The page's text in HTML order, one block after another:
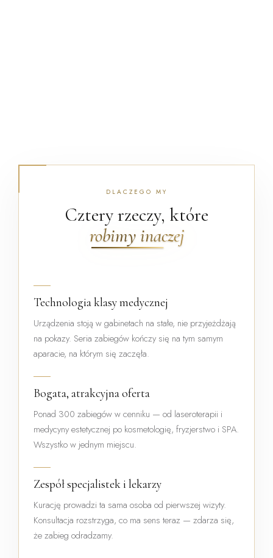
DLACZEGO MY
Cztery rzeczy, które
robimy inaczej
Technologia klasy medycznej
Urządzenia stoją w gabinetach na stałe, nie przyjeżdżają
na pokazy. Seria zabiegów kończy się na tym samym
aparacie, na którym się zaczęła.
Bogata, atrakcyjna oferta
Ponad 300 zabiegów w cenniku — od laseroterapii i
medycyny estetycznej po kosmetologię, fryzjerstwo i SPA.
Wszystko w jednym miejscu.
Zespół specjalistek i lekarzy
Kurację prowadzi ta sama osoba od pierwszej wizyty.
Konsultacja rozstrzyga, co ma sens teraz — zdarza się,
że zabieg odradzamy.